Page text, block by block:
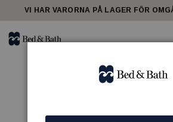
VI HAR VARORNA PÅ LAGER FÖR